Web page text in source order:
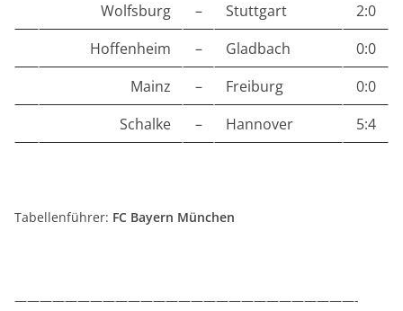
Wolfsburg
– Stuttgart
2:0
Hoffenheim
– Gladbach
0:0
Mainz
– Freiburg
0:0
Schalke
– Hannover 5:4
Tabellenführer: FC Bayern München
———————————————————————————-